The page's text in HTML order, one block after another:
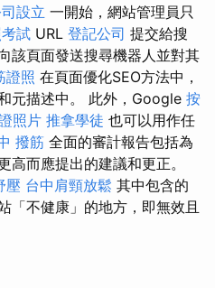
設立 一開始，網站管理員只
試 URL 登記公司 提交給搜
該頁面發送搜尋機器人並對其
證照 在頁面優化SEO方法中，
元描述中。 此外，Google 按
照片 推拿學徒 也可以用作任
撥筋 全面的審計報告包括為
高而應提出的建議和更正。
壓 台中肩頸放鬆 其中包含的
「不健康」的地方，即無效且